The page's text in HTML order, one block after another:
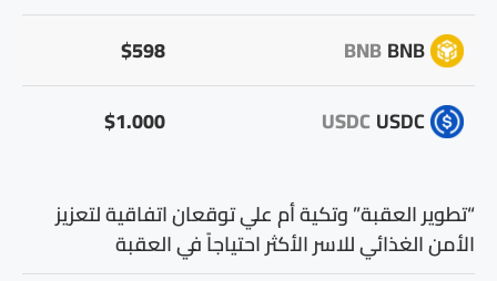
BNB
BNB
$598
USDC
USDC
$1.000
“تطوير العقبة” وتكية أم علي توقعان اتفاقية لتعزيز
الأمن الغذائي للاسر الأكثر احتياجاً في العقبة